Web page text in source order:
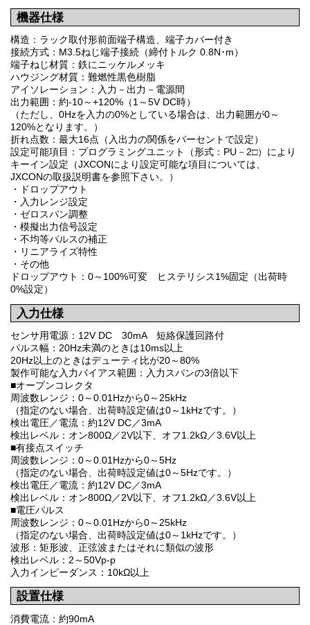
機器仕様
構造：ラック取付形前面端子構造、端子カバー付き
接続方式：M3.5ねじ端子接続（締付トルク 0.8N･m）
端子ねじ材質：鉄にニッケルメッキ
ハウジング材質：難燃性黒色樹脂
アイソレーション：入力－出力－電源間
出力範囲：約-10～+120%（1～5V DC時）
（ただし、0Hzを入力の0%としている場合は、出力範囲が0～
120%となります。）
折れ点数：最大16点（入出力の関係をパーセントで設定）
設定可能項目：プログラミングユニット（形式：PU－2□）により
キーイン設定（JXCONにより設定可能な項目については、
JXCONの取扱説明書を参照下さい。）
・ドロップアウト
・入力レンジ設定
・ゼロスパン調整
・模擬出力信号設定
・不均等パルスの補正
・リニアライズ特性
・その他
ドロップアウト：0～100%可変 ヒステリシス1%固定（出荷時
0%設定）
入力仕様
センサ用電源：12V DC 30mA 短絡保護回路付
パルス幅：20Hz未満のときは10ms以上
20Hz以上のときはデューティ比が20～80%
製作可能な入力バイアス範囲：入力スパンの3倍以下
■オープンコレクタ
周波数レンジ：0～0.01Hzから0～25kHz
（指定のない場合、出荷時設定値は0～1kHzです。）
検出電圧／電流：約12V DC／3mA
検出レベル：オン800Ω／2V以下、オフ1.2kΩ／3.6V以上
■有接点スイッチ
周波数レンジ：0～0.01Hzから0～5Hz
（指定のない場合、出荷時設定値は0～5Hzです。）
検出電圧／電流：約12V DC／3mA
検出レベル：オン800Ω／2V以下、オフ1.2kΩ／3.6V以上
■電圧パルス
周波数レンジ：0～0.01Hzから0～25kHz
（指定のない場合、出荷時設定値は0～1kHzです。）
波形：矩形波、正弦波またはそれに類似の波形
検出レベル：2～50Vp-p
入力インピーダンス：10kΩ以上
設置仕様
消費電流：約90mA